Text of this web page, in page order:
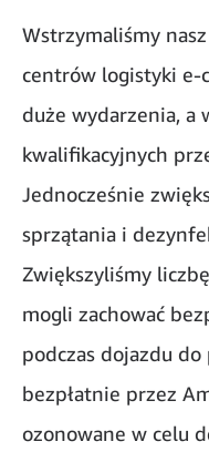
Wstrzymaliśmy
centrów logistyki e-
duże wydarzenia, a
kwalifikacyjnych
Jednocześnie
sprzątania i
Zwiększyliśmy
mogli zachować
podczas dojazdu
bezpłatnie przez
ozonowane w celu